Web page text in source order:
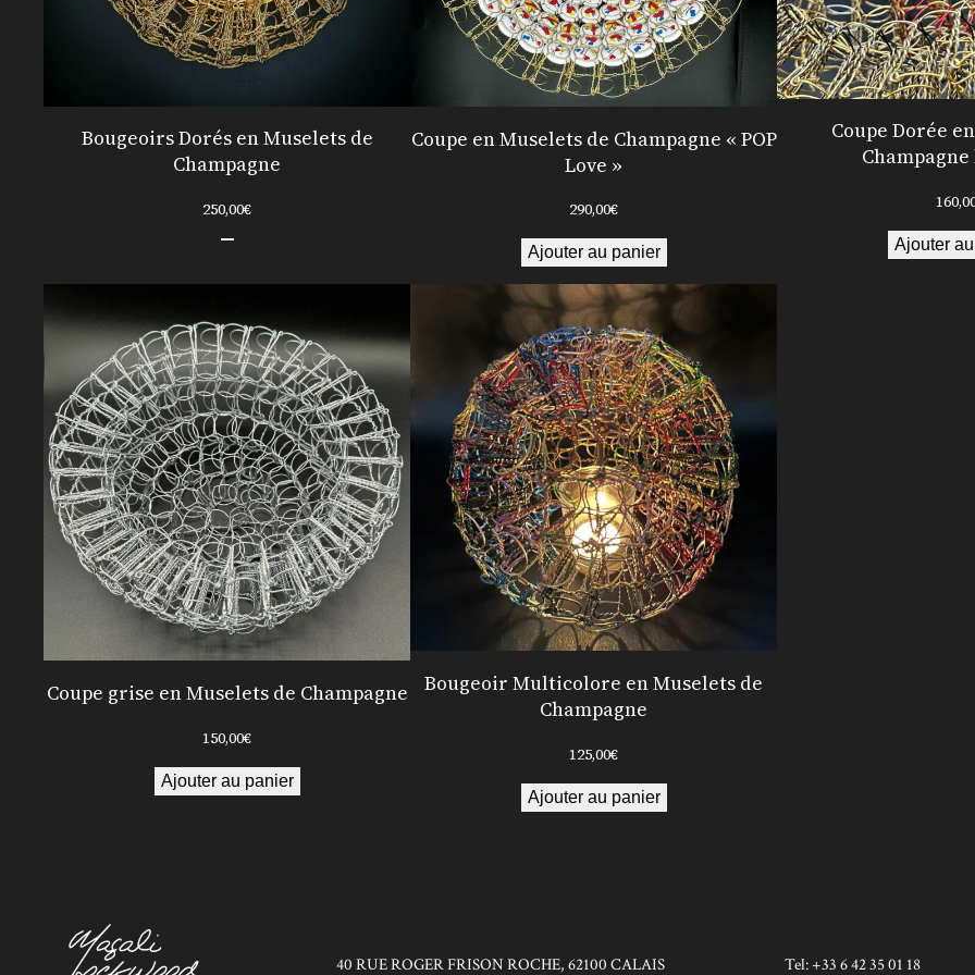
g
n
e
Bougeoirs Dorés en Muselets de
Champagne
250,00€
Coupe en Muselets de Champagne « POP
Love »
290,00€
Ajouter au panier
Coupe Dorée
Ajouter
Coupe grise en Muselets de Champagne
150,00€
Ajouter au panier
Bougeoir Multicolore en Muselets de
Champagne
125,00€
Ajouter au panier
40 RUE ROGER FRISON ROCHE, 62100 CALAIS Tel: +33 6 42 35 01 18